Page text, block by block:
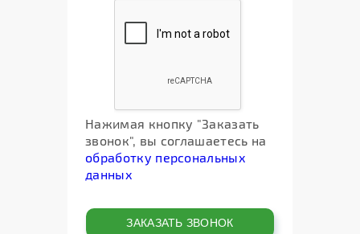
Нажимая кнопку "Заказать
звонок", вы соглашаетесь на
обработку персональных
данных